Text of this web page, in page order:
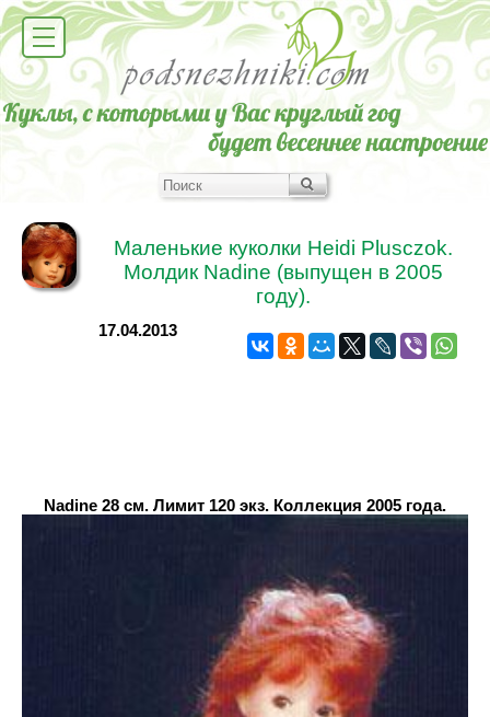
Маленькие куколки Heidi Plusczok.
Молдик Nadine (выпущен в 2005
году).
17.04.2013
Nadine 28 см. Лимит 120 экз. Коллекция 2005 года.